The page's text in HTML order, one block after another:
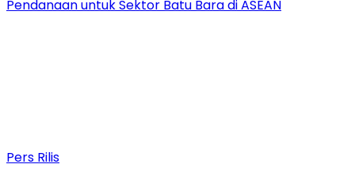
Pendanaan untuk Sektor Batu Bara di ASEAN
Pers Rilis